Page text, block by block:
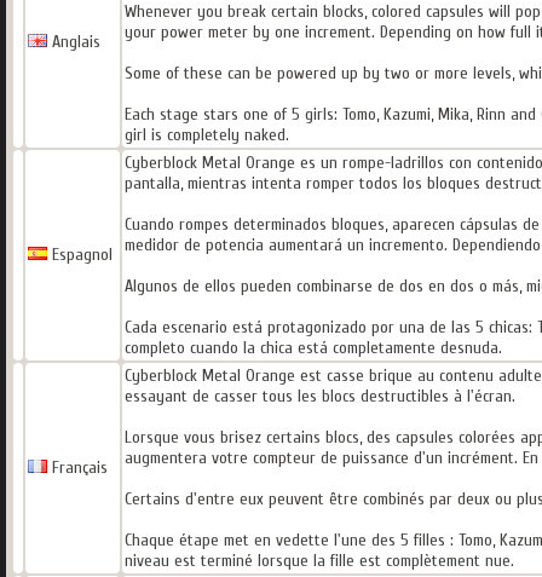
Anglais
Whenever you break certain blocks, colored capsules will
your power meter by one increment. Depending on how
Some of these can be powered up by two or more levels,
Each stage stars one of 5 girls: Tomo, Kazumi, Mika, Rinn
girl is completely naked.
Espagnol
Cyberblock Metal Orange es un rompe-ladrillos con
pantalla, mientras intenta romper todos los bloques
Cuando rompes determinados bloques, aparecen cápsulas
medidor de potencia aumentará un incremento.
Algunos de ellos pueden combinarse de dos en dos o más,
Cada escenario está protagonizado por una de las 5 chicas:
completo cuando la chica está completamente desnuda.
Français
Cyberblock Metal Orange est casse brique au contenu
essayant de casser tous les blocs destructibles à l'écran.
Lorsque vous brisez certains blocs, des capsules colorées
augmentera votre compteur de puissance d'un incrément.
Certains d'entre eux peuvent être combinés par deux ou
Chaque étape met en vedette l'une des 5 filles : Tomo,
niveau est terminé lorsque la fille est complètement nue.